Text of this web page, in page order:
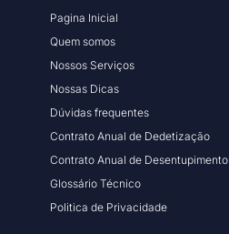
Pagina Inicial
Quem somos
Nossos Serviços
Nossas Dicas
Dúvidas frequentes
Contrato Anual de Dedetização
Contrato Anual de Desentupimento
Glossário Técnico
Politica de Privacidade